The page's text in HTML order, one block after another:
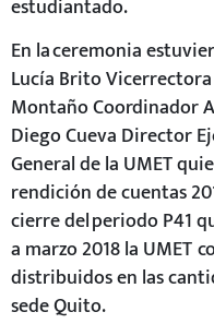
estudiantado.
En la ceremonia
Lucía Brito
Montaño Coordinador
Diego Cueva Director
General de la UMET
rendición de cuentas
cierre del periodo P41
a marzo 2018 la UMET
distribuidos en las
sede Quito.